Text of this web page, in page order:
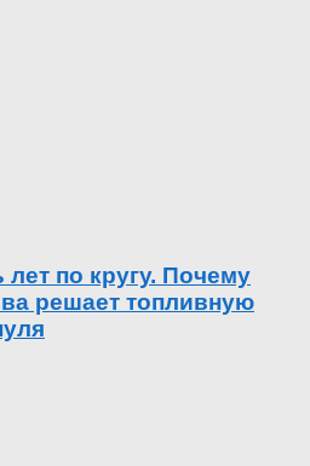
по кругу. Почему
решает топливную